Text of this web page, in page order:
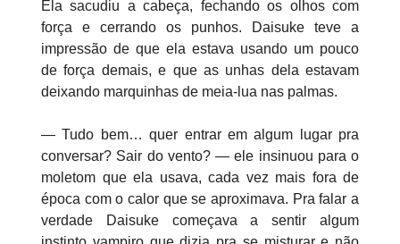
Ela sacudiu a cabeça, fechando os olhos com
força e cerrando os punhos. Daisuke teve a
impressão de que ela estava usando um pouco
de força demais, e que as unhas dela estavam
deixando marquinhas de meia-lua nas palmas.
— Tudo bem… quer entrar em algum lugar pra
conversar? Sair do vento? — ele insinuou para o
moletom que ela usava, cada vez mais fora de
época com o calor que se aproximava. Pra falar a
verdade Daisuke começava a sentir algum